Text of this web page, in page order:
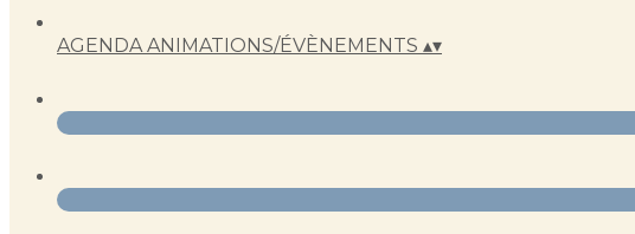
AGENDA ANIMATIONS/ÉVÈNEMENTS ▴▾